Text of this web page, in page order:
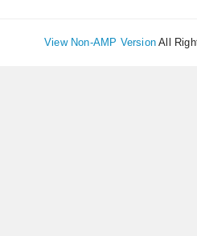
View Non-AMP Version All